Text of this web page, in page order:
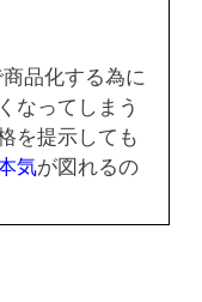
品化する為に
なってしまう
を提示しても
気が図れるの